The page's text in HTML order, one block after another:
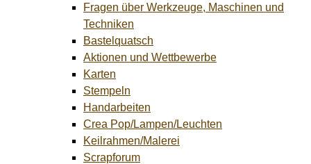
Fragen über Werkzeuge, Maschinen und
Techniken
Bastelquatsch
Aktionen und Wettbewerbe
Karten
Stempeln
Handarbeiten
Crea Pop/Lampen/Leuchten
Keilrahmen/Malerei
Scrapforum